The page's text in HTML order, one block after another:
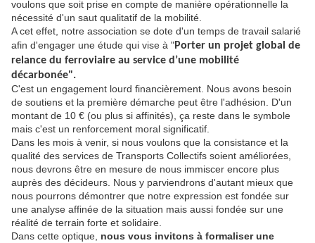
voulons que soit prise en compte de manière opérationnelle la
nécessité d'un saut qualitatif de la mobilité.
A cet effet, notre association se dote d'un temps de travail salarié
afin d'engager une étude qui vise à "Porter un projet global de
relance du ferroviaire au service d’une mobilité
décarbonée".
C'est un engagement lourd financièrement. Nous avons besoin
de soutiens et la première démarche peut être l'adhésion. D'un
montant de 10 € (ou plus si affinités), ça reste dans le symbole
mais c'est un renforcement moral significatif.
Dans les mois à venir, si nous voulons que la consistance et la
qualité des services de Transports Collectifs soient améliorées,
nous devrons être en mesure de nous immiscer encore plus
auprès des décideurs. Nous y parviendrons d'autant mieux que
nous pourrons démontrer que notre expression est fondée sur
une analyse affinée de la situation mais aussi fondée sur une
réalité de terrain forte et solidaire.
Dans cette optique, nous vous invitons à formaliser une